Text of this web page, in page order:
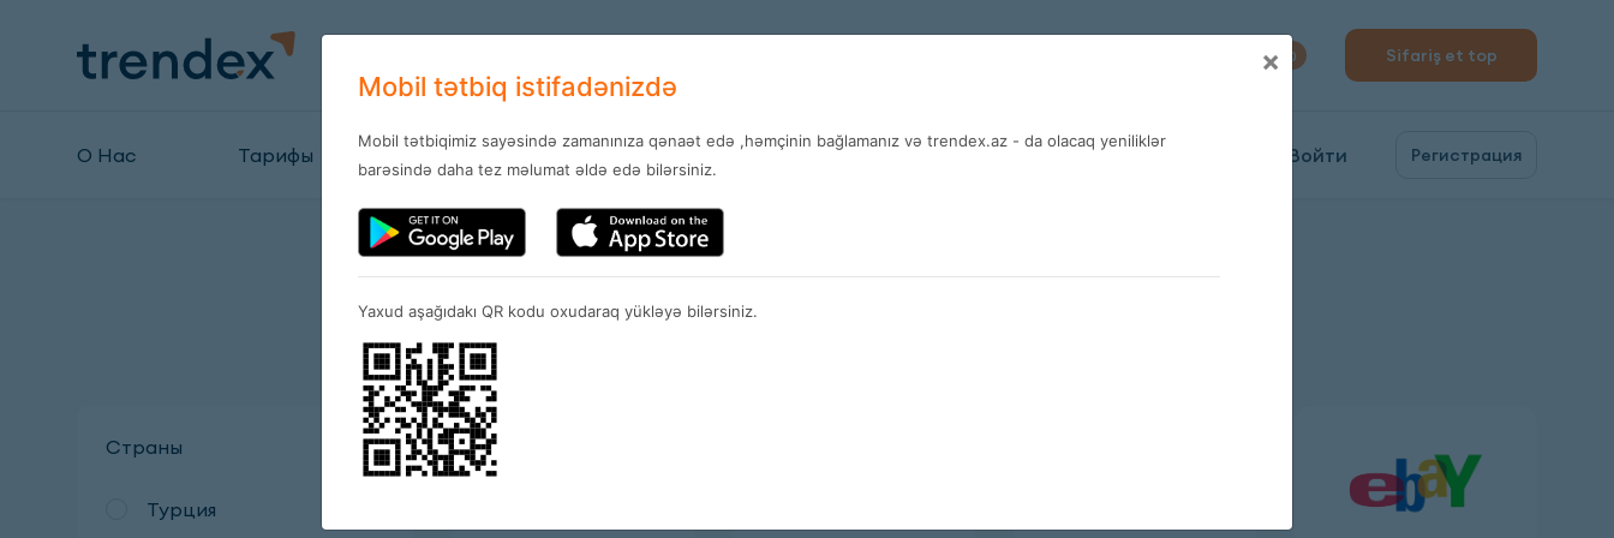
0 Sifariş et top
О Нас Тарифы Магазины Услуги Новости Войти Регистрация
Магазины
Страны
Турция
×
Mobil tətbiq istifadənizdə
Mobil tətbiqimiz sayəsində zamanınıza qənaət edə ,həmçinin bağlamanız və trendex.az - da olacaq yeniliklər
barəsində daha tez məlumat əldə edə bilərsiniz.
Yaxud aşağıdakı QR kodu oxudaraq yükləyə bilərsiniz.